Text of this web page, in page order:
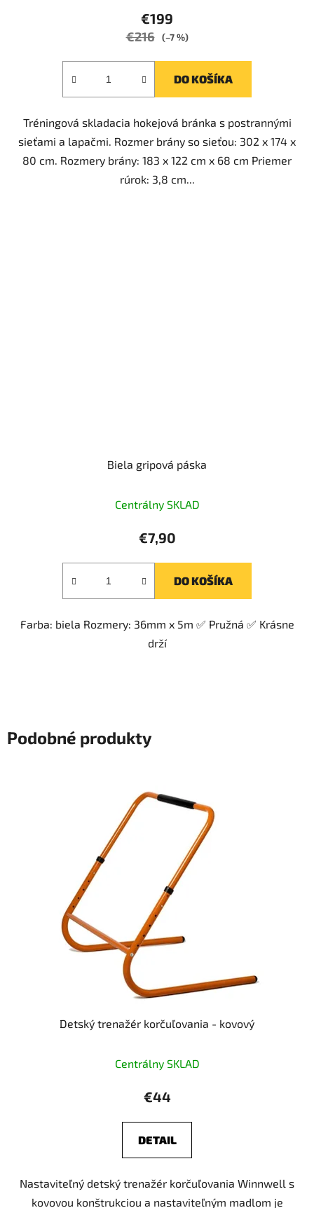
produktu
je
€199
€216 (–7 %)
DO KOŠÍKA
Tréningová skladacia hokejová bránka s postrannými
sieťami a lapačmi. Rozmer brány so sieťou: 302 x 174 x
80 cm. Rozmery brány: 183 x 122 cm x 68 cm Priemer
rúrok: 3,8 cm...
Biela gripová páska
Centrálny SKLAD
€7,90
DO KOŠÍKA
Farba: biela Rozmery: 36mm x 5m ✅ Pružná ✅ Krásne
drží
Podobné produkty
Detský trenažér korčuľovania - kovový
Centrálny SKLAD
€44
DETAIL
Nastaviteľný detský trenažér korčuľovania Winnwell s
kovovou konštrukciou a nastaviteľným madlom je